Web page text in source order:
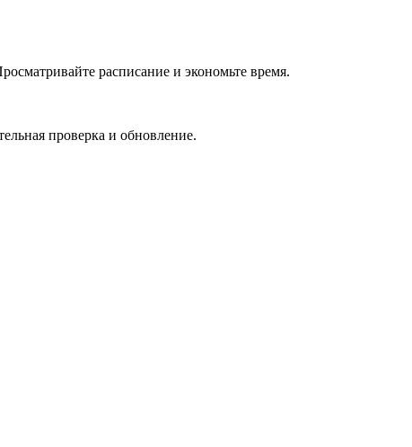
расписание и экономьте время.
проверка и обновление.